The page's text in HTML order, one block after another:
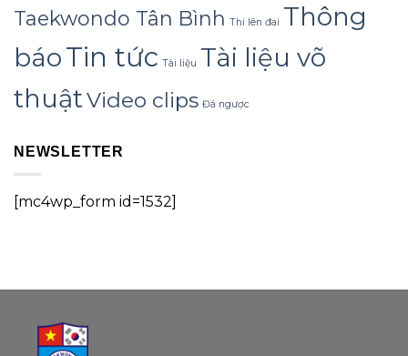
Taekwondo Tân Bình Thi lên đai Thông
báoTin tức Tài liệu Tài liệu võ
thuậtVideo clips Đá ngược
NEWSLETTER
[mc4wp_form id=1532]